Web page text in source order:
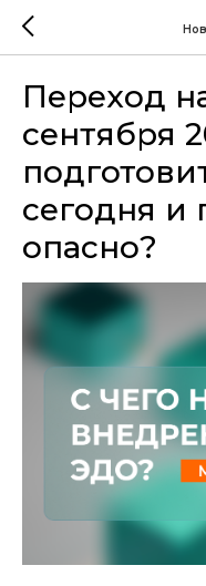
Переход
сентября
сегодня и
опасно?